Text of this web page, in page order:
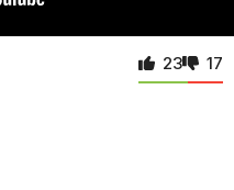
23 17